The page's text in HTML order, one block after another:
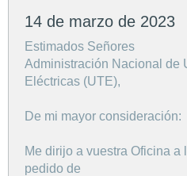
14 de marzo de 2023
Estimados Señores
Administración Nacional de
Eléctricas (UTE),
De mi mayor consideración:
Me dirijo a vuestra Oficina a
pedido de